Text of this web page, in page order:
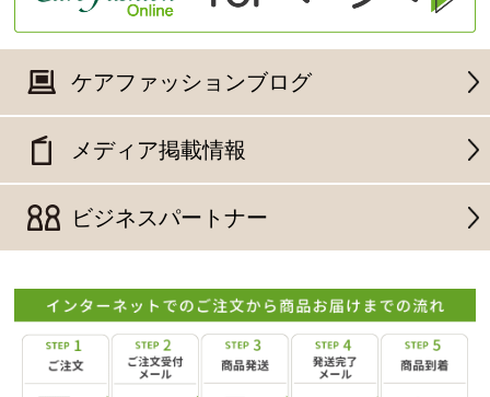
ケアファッションブログ
メディア掲載情報
ビジネスパートナー